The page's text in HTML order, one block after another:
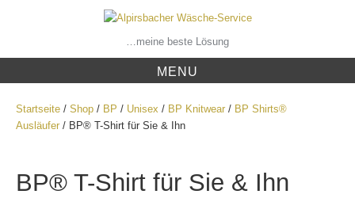
…meine beste Lösung
MENU
Startseite/ Shop/ BP / Unisex / BP Knitwear/ BP Shirts®
Ausläufer/ BP® T-Shirt für Sie & Ihn
BP® T-Shirt für Sie & Ihn